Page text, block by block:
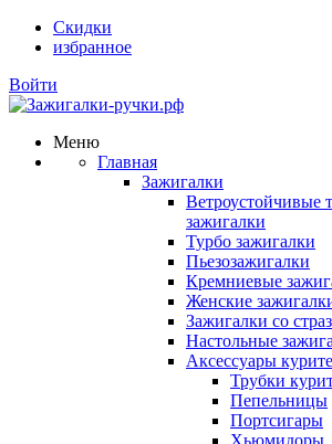
Скидки
избранное
Войти
Меню
Главная
Зажигалки
Ветроустойчивые
зажигалки
Турбо зажигалки
Пьезозажигалки
Кремниевые
Женские
Зажигалки со
Настольные
Аксессуары
Трубки
Пепельницы
Портсигары
Хьюмидоры